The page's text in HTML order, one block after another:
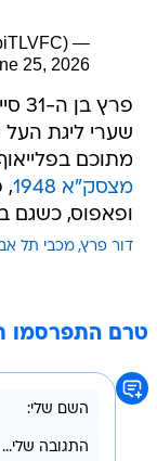
— Maccabi Tel Aviv FC (@MaccabiTLVFC)
25, 2026
מתוכם
מצסק"א 1948
,
ופאפוס, כשגם
דור פרץ מכבי תל
טרם התפרסמו